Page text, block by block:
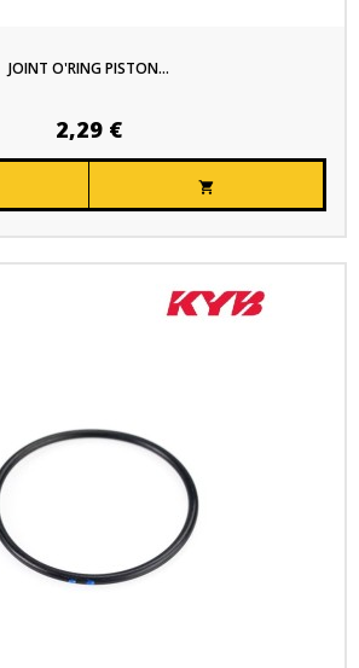
JOINT O'RING PISTON...
2,29 €
